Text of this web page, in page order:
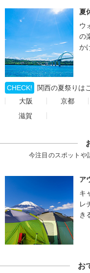
夏
ウ
の
か
CHECK!
関西の夏祭りは
大阪
京都
滋賀
今注目のスポットや
ア
キ
レ
き
お